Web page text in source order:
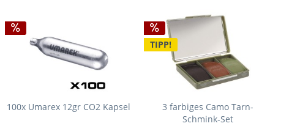
100x Umarex 12gr CO2 Kapsel
TIPP!
3 farbiges Camo Tarn-
Schmink-Set